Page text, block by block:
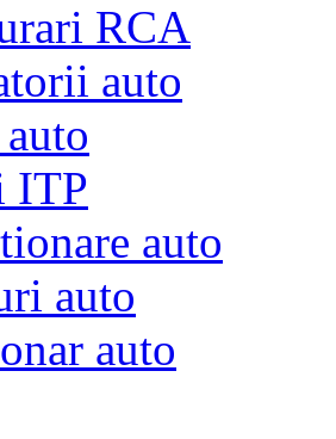
RCA
auto
ITP
auto
auto
auto